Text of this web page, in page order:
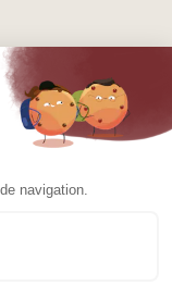
font
des